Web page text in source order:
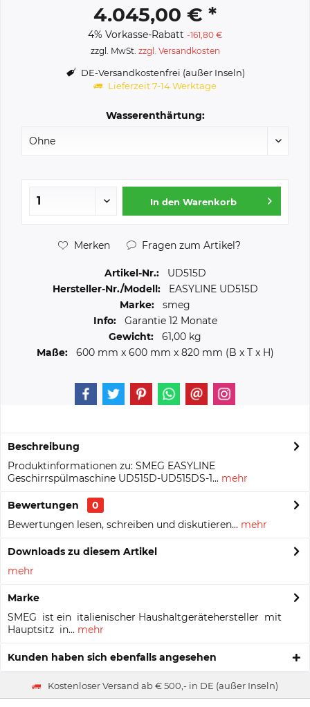
4.045,00 € *
4% Vorkasse-Rabatt -161,80 €
zzgl. MwSt. zzgl. Versandkosten
DE-Versandkostenfrei (außer Inseln)
Lieferzeit 7-14 Werktage
Wasserenthärtung:
In den Warenkorb
Merken Fragen zum Artikel?
Artikel-Nr.:
UD515D
Hersteller-Nr./Modell:
EASYLINE UD515D
Marke:
smeg
Info:
Garantie 12 Monate
Gewicht:
61,00 kg
Maße:
600 mm x 600 mm x 820 mm (B x T x H)
Beschreibung
Produktinformationen zu: SMEG EASYLINE
Geschirrspülmaschine UD515D-UD515DS-1... mehr
Bewertungen
0
Bewertungen lesen, schreiben und diskutieren... mehr
Downloads zu diesem Artikel
mehr
Marke
SMEG ist ein italienischer Haushaltgerätehersteller mit
Hauptsitz in... mehr
Kunden haben sich ebenfalls angesehen
Kostenloser Versand ab € 500,- in DE (außer Inseln)